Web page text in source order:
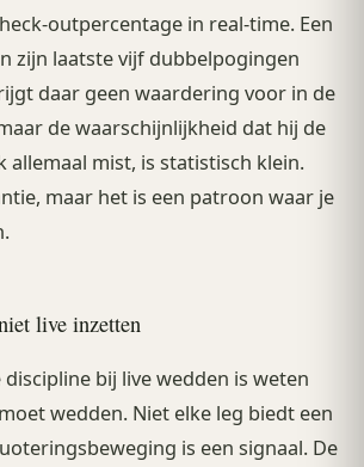
outpercentage in real-time. Een
zijn laatste vijf dubbelpogingen
daar geen waardering voor in de
de waarschijnlijkheid dat hij de
allemaal mist, is statistisch klein.
maar het is een patroon waar je
live inzetten
bij live wedden is weten
wedden. Niet elke leg biedt een
is een signaal. De